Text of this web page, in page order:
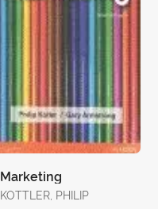
Marketing
KOTTLER, PHILIP